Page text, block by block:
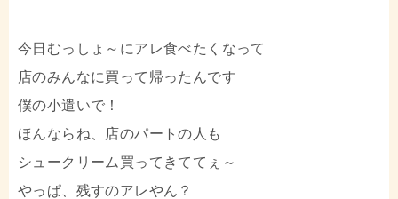
今日むっしょ～にアレ食べたくなって
店のみんなに買って帰ったんです
僕の小遣いで！
ほんならね、店のパートの人も
シュークリーム買ってきててぇ～
やっぱ、残すのアレやん？